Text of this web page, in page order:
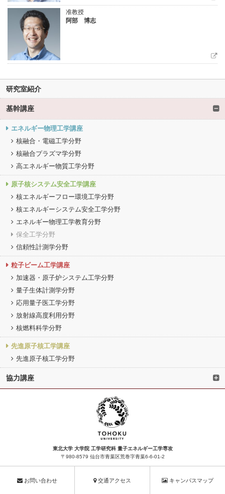
准教授
阿部 博志
研究室紹介
基幹講座
エネルギー物理工学講座
核融合・電磁工学分野
核融合プラズマ学分野
高エネルギー物質工学分野
原子核システム安全工学講座
核エネルギーフロー環境工学分野
核エネルギーシステム安全工学分野
エネルギー物理工学教育分野
保全工学分野
信頼性計測学分野
粒子ビーム工学講座
加速器・原子炉システム工学分野
量子生体計測学分野
応用量子医工学分野
放射線高度利用分野
核燃料科学分野
先進原子核工学講座
先進原子核工学分野
協力講座
東北大学 大学院 工学研究科 量子エネルギー工学専攻
〒980-8579 仙台市青葉区荒巻字青葉6-6-01-2
お問い合わせ 交通アクセス キャンパスマップ